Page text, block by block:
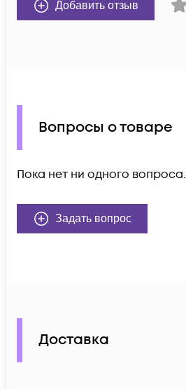
Добавить отзыв
Вопросы о товаре
Пока нет ни одного вопроса.
Задать вопрос
Доставка